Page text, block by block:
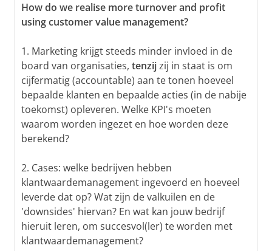
How do we realise more turnover and profit
using customer value management?
1. Marketing krijgt steeds minder invloed in de
board van organisaties, tenzijzij in staat is om
cijfermatig (accountable) aan te tonen hoeveel
bepaalde klanten en bepaalde acties (in de nabije
toekomst) opleveren. Welke KPI's moeten
waarom worden ingezet en hoe worden deze
berekend?
2. Cases: welke bedrijven hebben
klantwaardemanagement ingevoerd en hoeveel
leverde dat op? Wat zijn de valkuilen en de
'downsides' hiervan? En wat kan jouw bedrijf
hieruit leren, om succesvol(ler) te worden met
klantwaardemanagement?